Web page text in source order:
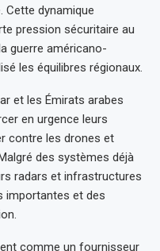
Cette dynamique
pression sécuritaire au
guerre américano-
les équilibres régionaux.
et les Émirats arabes
en urgence leurs
contre les drones et
des systèmes déjà
radars et infrastructures
importantes et des
comme un fournisseur